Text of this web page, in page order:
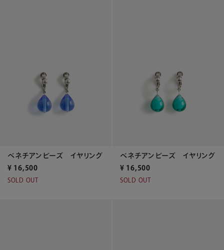
ベネチアンビーズ イヤリング
¥ 16,500
SOLD OUT
ベネチアンビーズ イヤリング
¥ 16,500
SOLD OUT